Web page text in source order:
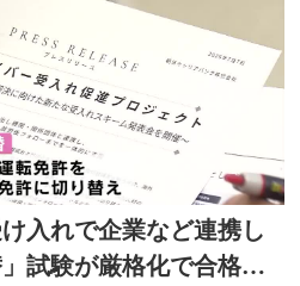
入れで企業など連携し
試験が厳格化で合格率